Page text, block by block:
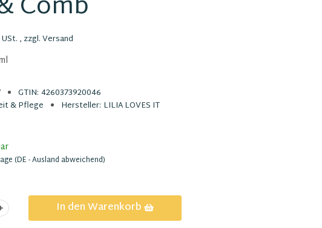
, zzgl.Versand
GTIN: 4260373920046
& Pflege Hersteller: LILIA LOVES IT
(DE - Ausland abweichend)
In den Warenkorb